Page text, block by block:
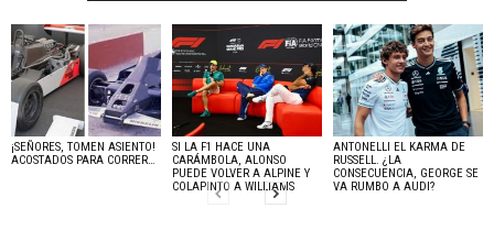
¡SEÑORES, TOMEN ASIENTO!
ACOSTADOS PARA CORRER…
SI LA F1 HACE UNA
CARÁMBOLA, ALONSO
PUEDE VOLVER A ALPINE Y
COLAPINTO A WILLIAMS
ANTONELLI EL KARMA DE
RUSSELL. ¿LA
CONSECUENCIA, GEORGE SE
VA RUMBO A AUDI?